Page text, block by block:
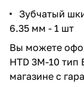
Зубчатый
6.35 мм - 1 шт
Вы можете
HTD 3M-10 тип
магазине с